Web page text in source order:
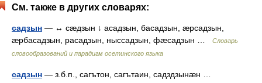
См. также в других словарях:
садзын — ↔ сæдзын ↓ асадзын, басадзын, æрсадзын,
æрбасадзын, расадзын, ныссадзын, фæсадзын …
Словарь
словообразований и парадигм осетинского языка
садзын — з.б.п., сагътон, сагътаин, садздзынæн …